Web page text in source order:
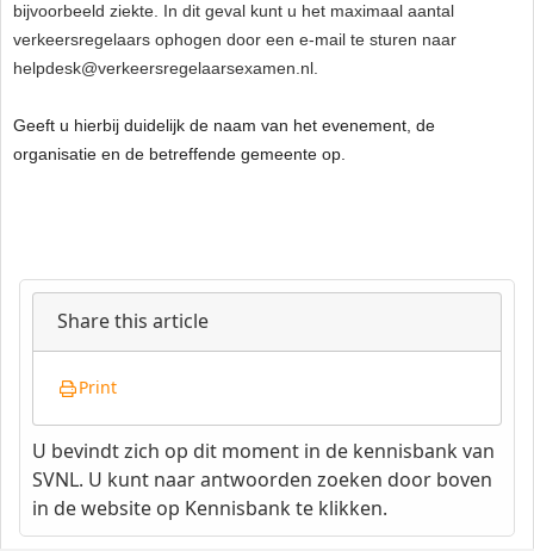
bijvoorbeeld ziekte. In dit geval kunt u het maximaal aantal
verkeersregelaars ophogen door een e-mail te sturen naar
helpdesk@verkeersregelaarsexamen.nl.
Geeft u hierbij duidelijk de naam van het evenement, de
organisatie en de betreffende gemeente op.
Share this article
Print